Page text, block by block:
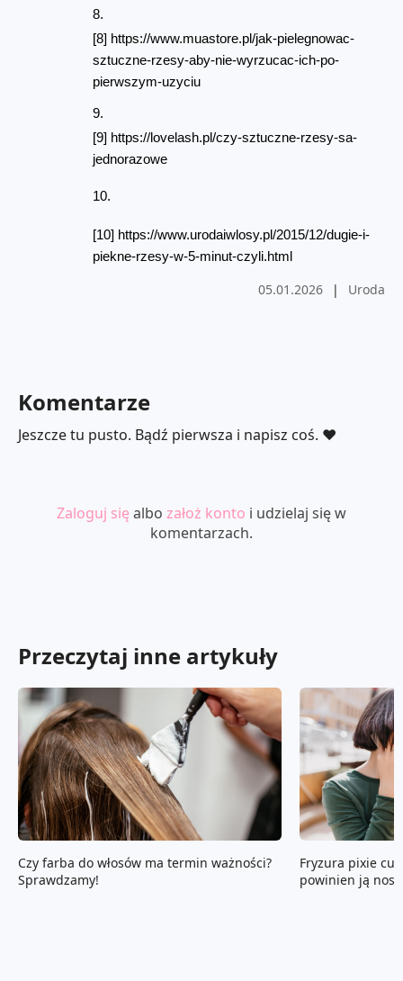
[8] https://www.muastore.pl/jak-pielegnowac-
sztuczne-rzesy-aby-nie-wyrzucac-ich-po-
pierwszym-uzyciu
[9] https://lovelash.pl/czy-sztuczne-rzesy-sa-
jednorazowe
[10] https://www.urodaiwlosy.pl/2015/12/dugie-i-
piekne-rzesy-w-5-minut-czyli.html
05.01.2026 | Uroda
Komentarze
Jeszcze tu pusto. Bądź pierwsza i napisz coś. ❤️
Zaloguj się albo założ konto i udzielaj się w
komentarzach.
Przeczytaj inne artykuły
Czy farba do włosów ma termin ważności?
Sprawdzamy!
Fryzura pixie
powinien ją